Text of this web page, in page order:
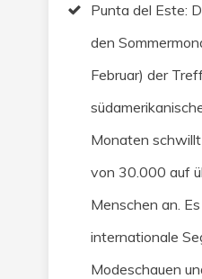
Punta del Este:
den
Februar) der
Monaten
von 30.000 auf
Menschen an.
internationale
Modeschauen